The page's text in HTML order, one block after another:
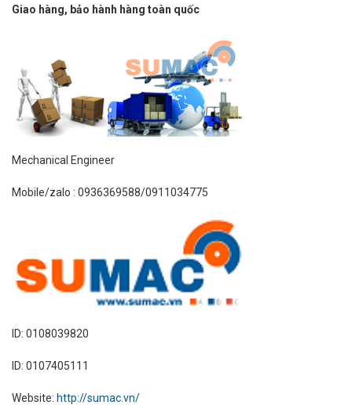
Giao hàng, bảo hành hàng toàn quốc
Mechanical Engineer
Mobile/zalo : 0936369588/0911034775
ID: 0108039820
ID: 0107405111
Website: http://sumac.vn/